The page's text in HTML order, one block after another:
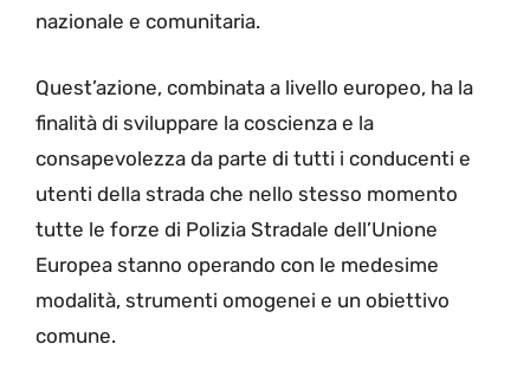
nazionale e comunitaria.
Quest’azione, combinata a livello europeo, ha la
finalità di sviluppare la coscienza e la
consapevolezza da parte di tutti i conducenti e
utenti della strada che nello stesso momento
tutte le forze di Polizia Stradale dell’Unione
Europea stanno operando con le medesime
modalità, strumenti omogenei e un obiettivo
comune.